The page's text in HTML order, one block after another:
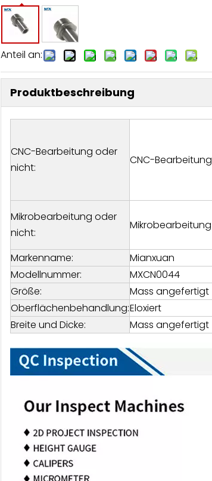
Anteil an:
Produktbeschreibung
CNC-Bearbeitung oder
nicht:
CNC-Bearbeitung
Mikrobearbeitung oder
nicht:
Mikrobearbeitung
Markenname:
Mianxuan
Modellnummer:
MXCN0044
Größe:
Mass angefertigt
Oberflächenbehandlung:Eloxiert
Breite und Dicke:
Mass angefertigt